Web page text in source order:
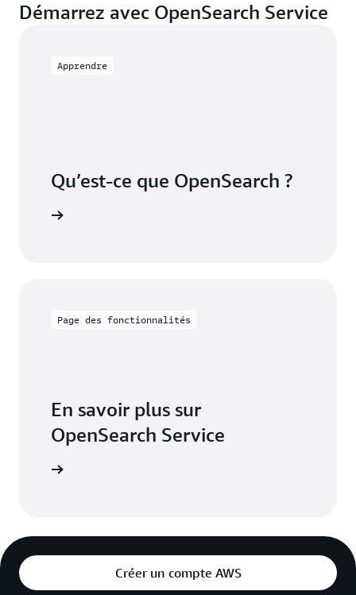
Démarrez avec OpenSearch Service
Apprendre
Qu’est-ce que OpenSearch ?
Page des fonctionnalités
En savoir plus sur
OpenSearch Service
Créer un compte AWS